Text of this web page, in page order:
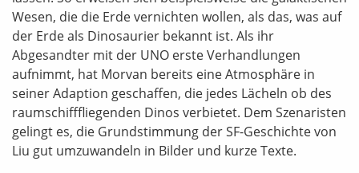
Wesen, die die Erde vernichten wollen, als das, was auf
der Erde als Dinosaurier bekannt ist. Als ihr
Abgesandter mit der UNO erste Verhandlungen
aufnimmt, hat Morvan bereits eine Atmosphäre in
seiner Adaption geschaffen, die jedes Lächeln ob des
raumschifffliegenden Dinos verbietet. Dem Szenaristen
gelingt es, die Grundstimmung der SF-Geschichte von
Liu gut umzuwandeln in Bilder und kurze Texte.